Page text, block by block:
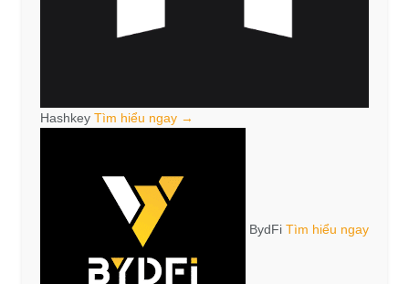
Hashkey Tìm hiểu ngay →
BydFi Tìm hiểu ngay